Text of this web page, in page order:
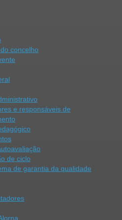
concelho
e responsáveis de
de ciclo
de garantia da qualidade